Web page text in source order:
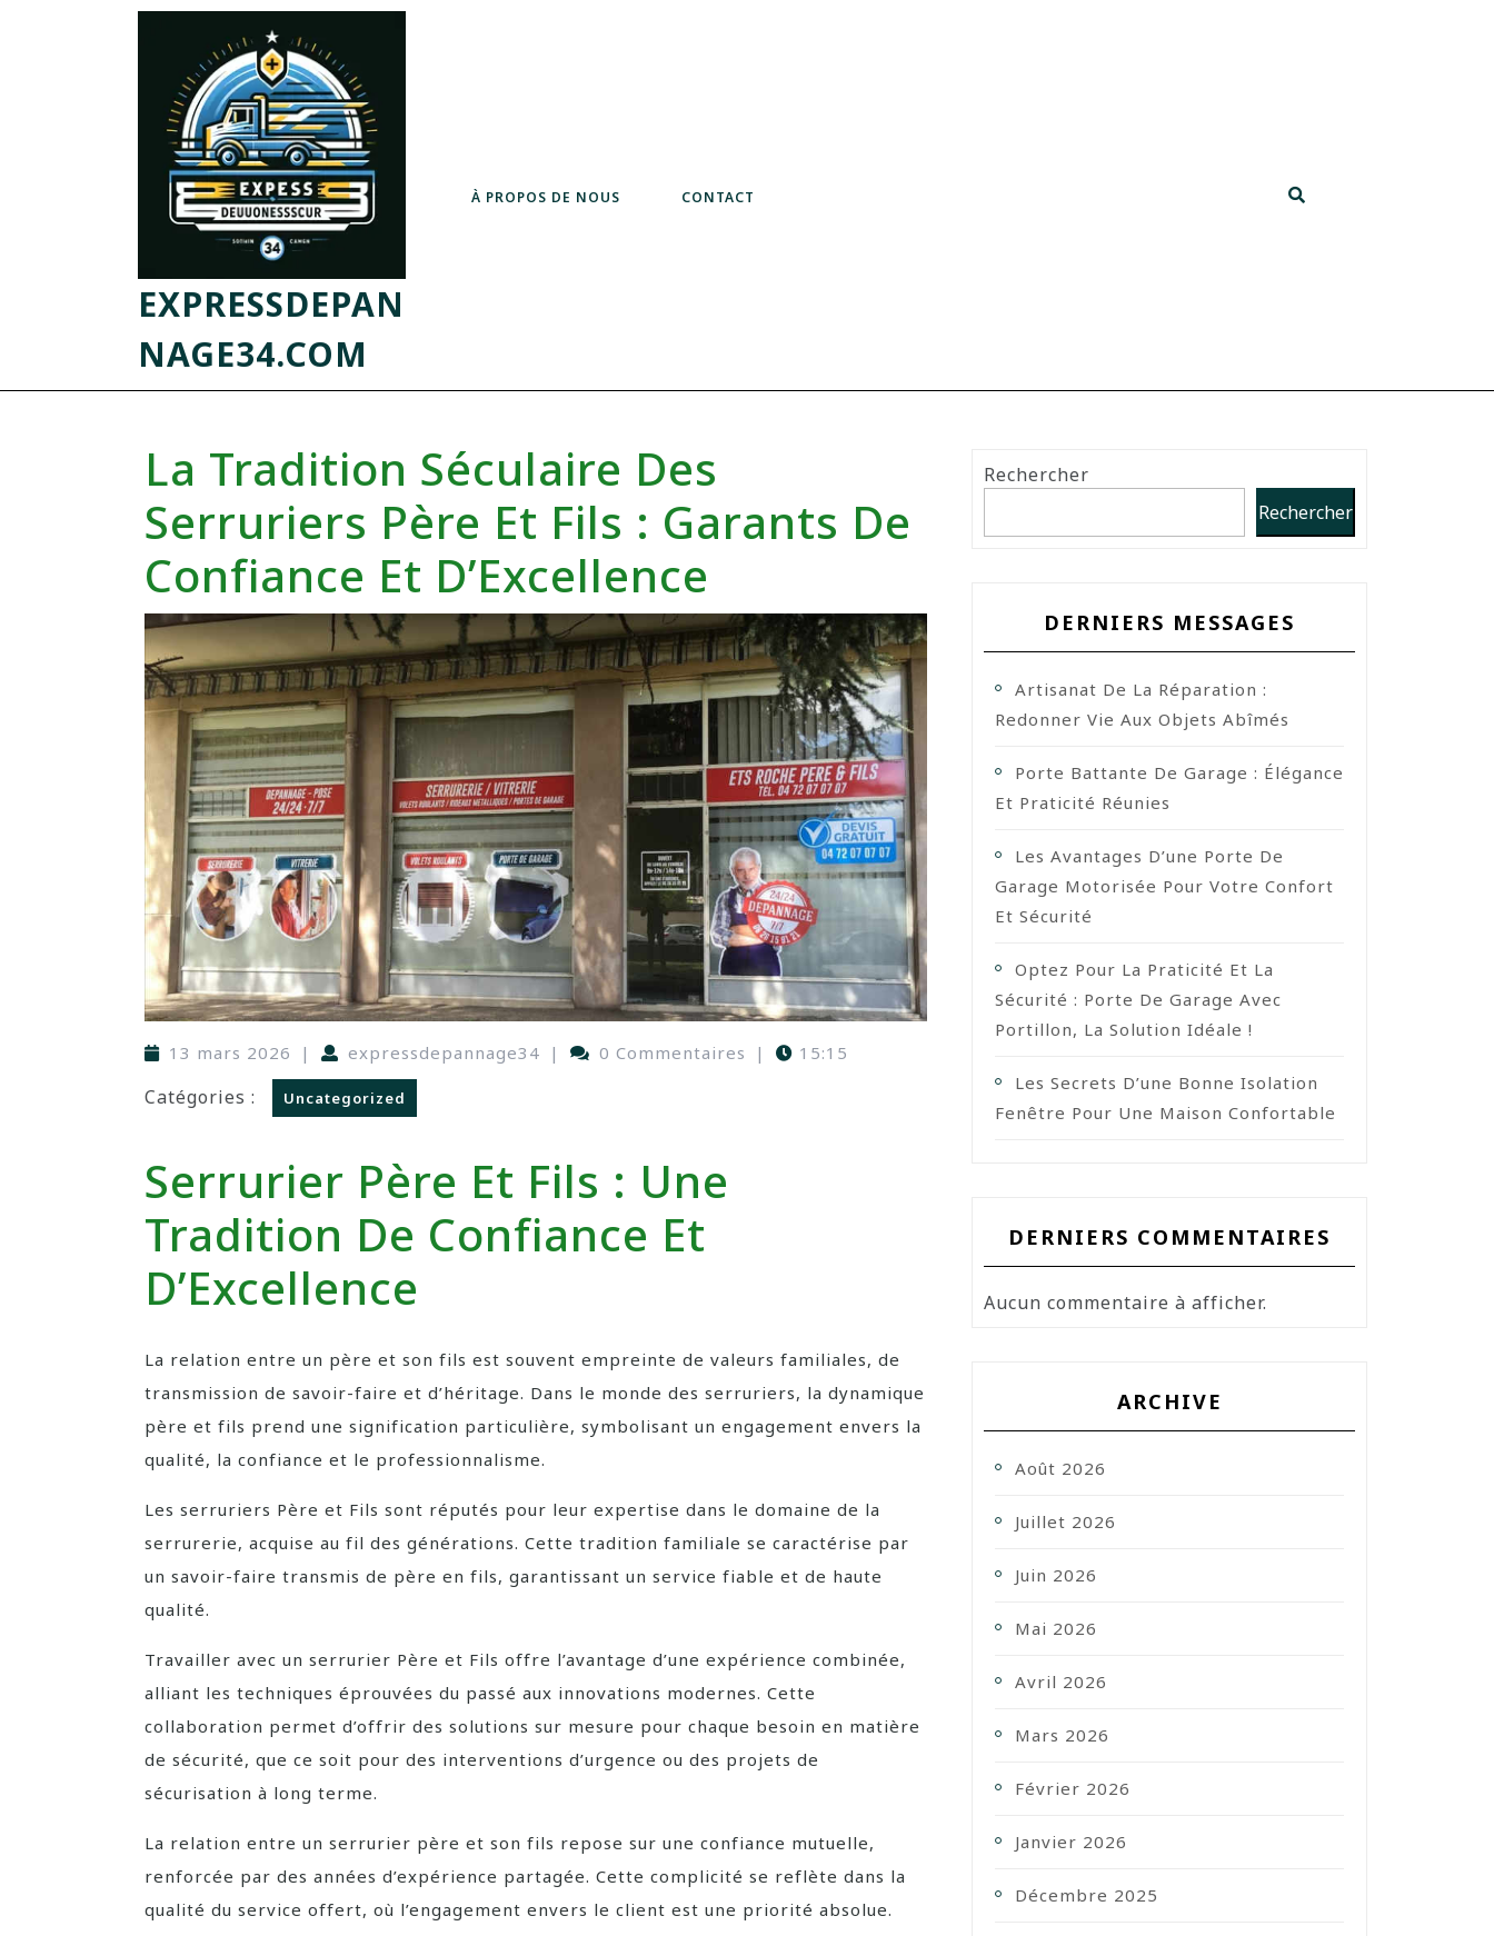
EXPRESSDEPAN
NAGE34.COM
À PROPOS DE NOUS CONTACT
La Tradition Séculaire Des
Serruriers Père Et Fils : Garants De
Confiance Et D’Excellence
13 mars 2026 | expressdepannage34 | 0 Commentaires | 15:15
Catégories : Uncategorized
Serrurier Père Et Fils : Une
Tradition De Confiance Et
D’Excellence
La relation entre un père et son fils est souvent empreinte de valeurs familiales, de
transmission de savoir-faire et d’héritage. Dans le monde des serruriers, la dynamique
père et fils prend une signification particulière, symbolisant un engagement envers la
qualité, la confiance et le professionnalisme.
Les serruriers Père et Fils sont réputés pour leur expertise dans le domaine de la
serrurerie, acquise au fil des générations. Cette tradition familiale se caractérise par
un savoir-faire transmis de père en fils, garantissant un service fiable et de haute
qualité.
Travailler avec un serrurier Père et Fils offre l’avantage d’une expérience combinée,
alliant les techniques éprouvées du passé aux innovations modernes. Cette
collaboration permet d’offrir des solutions sur mesure pour chaque besoin en matière
de sécurité, que ce soit pour des interventions d’urgence ou des projets de
sécurisation à long terme.
La relation entre un serrurier père et son fils repose sur une confiance mutuelle,
renforcée par des années d’expérience partagée. Cette complicité se reflète dans la
qualité du service offert, où l’engagement envers le client est une priorité absolue.
Rechercher
Rechercher
DERNIERS MESSAGES
Artisanat De La Réparation :
Redonner Vie Aux Objets Abîmés
Porte Battante De Garage : Élégance
Et Praticité Réunies
Les Avantages D’une Porte De
Garage Motorisée Pour Votre Confort
Et Sécurité
Optez Pour La Praticité Et La
Sécurité : Porte De Garage Avec
Portillon, La Solution Idéale !
Les Secrets D’une Bonne Isolation
Fenêtre Pour Une Maison Confortable
DERNIERS COMMENTAIRES
Aucun commentaire à afficher.
ARCHIVE
Août 2026
Juillet 2026
Juin 2026
Mai 2026
Avril 2026
Mars 2026
Février 2026
Janvier 2026
Décembre 2025